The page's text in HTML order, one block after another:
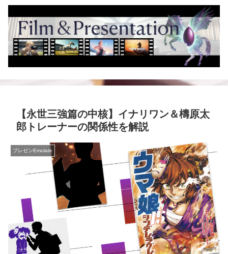
【永世三強篇の中核】イナリワン＆檮原太
郎トレーナーの関係性を解説
プレゼンEmulate